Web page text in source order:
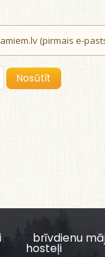
(pirmais e-
brīvdienu
hosteļi